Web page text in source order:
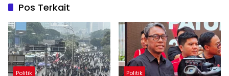
Pos Terkait
Politik Politik